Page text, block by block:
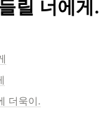
릴 너에게.
더욱이.